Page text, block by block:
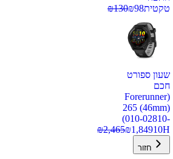
טקטית
₪98
₪130
שעון ספורט
חכם
(Forerunner
265 (46mm)
(010-02810-
10H
₪1,849
₪2,465
חזור